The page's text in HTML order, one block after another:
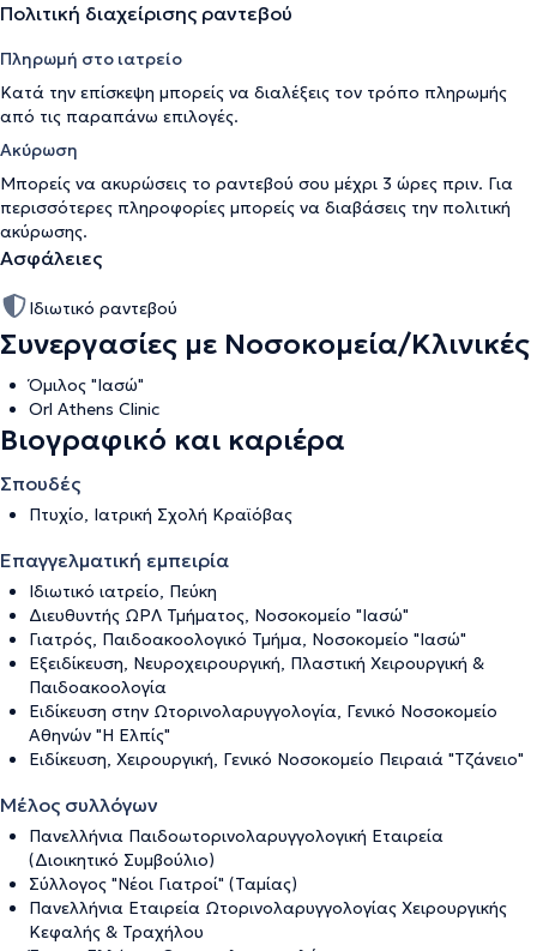
Πολιτική διαχείρισης ραντεβού
Πληρωμή στο ιατρείο
Κατά την επίσκεψη μπορείς να διαλέξεις τον τρόπο πληρωμής
από τις παραπάνω επιλογές.
Ακύρωση
Μπορείς να ακυρώσεις το ραντεβού σου μέχρι 3 ώρες πριν. Για
περισσότερες πληροφορίες μπορείς να διαβάσεις την πολιτική
ακύρωσης.
Ασφάλειες
Ιδιωτικό ραντεβού
Συνεργασίες με Νοσοκομεία/Κλινικές
Όμιλος "Ιασώ"
Orl Athens Clinic
Βιογραφικό και καριέρα
Σπουδές
Πτυχίο, Ιατρική Σχολή Κραϊόβας
Επαγγελματική εμπειρία
Ιδιωτικό ιατρείο, Πεύκη
Διευθυντής ΩΡΛ Τμήματος, Νοσοκομείο "Ιασώ"
Γιατρός, Παιδοακοολογικό Τμήμα, Νοσοκομείο "Ιασώ"
Εξειδίκευση, Νευροχειρουργική, Πλαστική Χειρουργική &
Παιδοακοολογία
Ειδίκευση στην Ωτορινολαρυγγολογία, Γενικό Νοσοκομείο
Αθηνών "Η Ελπίς"
Ειδίκευση, Χειρουργική, Γενικό Νοσοκομείο Πειραιά "Τζάνειο"
Μέλος συλλόγων
Πανελλήνια Παιδοωτορινολαρυγγολογική Εταιρεία
(Διοικητικό Συμβούλιο)
Σύλλογος "Νέοι Γιατροί" (Ταμίας)
Πανελλήνια Εταιρεία Ωτορινολαρυγγολογίας Χειρουργικής
Κεφαλής & Τραχήλου